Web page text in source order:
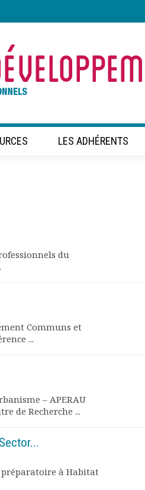
LES ADHÉRENTS
du
Communs et
...
– APERAU
de Recherche ...
à Habitat